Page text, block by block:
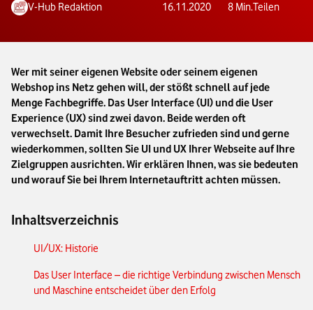
V-Hub Redaktion 16.11.2020 8 Min.Teilen
Wer mit seiner eigenen Website oder seinem eigenen
Webshop ins Netz gehen will, der stößt schnell auf jede
Menge Fachbegriffe. Das User Interface (UI) und die User
Experience (UX) sind zwei davon. Beide werden oft
verwechselt. Damit Ihre Besucher zufrieden sind und gerne
wiederkommen, sollten Sie UI und UX Ihrer Webseite auf Ihre
Zielgruppen ausrichten. Wir erklären Ihnen, was sie bedeuten
und worauf Sie bei Ihrem Internetauftritt achten müssen.
Inhaltsverzeichnis
UI/UX: Historie
Das User Interface – die richtige Verbindung zwischen Mensch
und Maschine entscheidet über den Erfolg